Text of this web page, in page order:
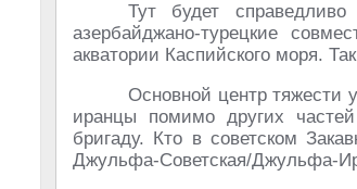
Тут будет
азербайджано-турецкие
акватории Каспийского моря.
Основной центр тяжести
иранцы помимо других
бригаду. Кто в советском
Джульфа-Советская/Джульфа-